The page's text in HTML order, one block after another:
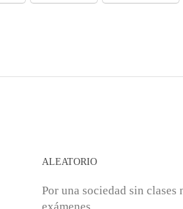
ALEATORIO
Por una sociedad sin clases